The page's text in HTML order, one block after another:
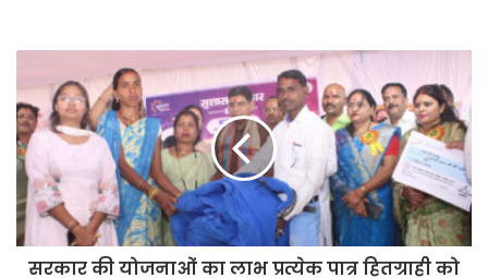
सुशासन तिहार 2026 में इन्हें मत्स्याखेट हेतु जाल प्रदाय किया गया जिससे
मत्स्याखेट करने में कोई परेशानी नहीं होगी एवं किराये से जाल होने की स्थिति से
बचकर वह बेहतर आय अर्जित करेगा।
इसी प्रकार एक और अन्य हितग्राही श्री महादेव मरकाम पिता श्री हड़मा ग्राम
भूसारास वि.ख. कटेकल्याण के मत्स्य कृषक को सुशासन तिहार 2026 में विभागीय
फुटकर मछली विक्रय योजना अंतर्गत मछली विक्रय हेतु आइस बॉक्स प्रदाय किया
गया है। चूंकि इसके पहले कृषक महादेव को अपने तालाब से निकाली गई मछली को
तुंरत आस-पास के स्थानीय बाजारों में ले जाना पड़ता था। और मछली स्टोरेज
सरकार की योजनाओं का लाभ प्रत्येक पात्र हितग्राही को